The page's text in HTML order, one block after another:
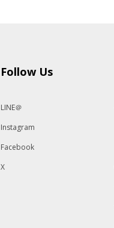
Follow Us
LINE＠
Instagram
Facebook
X